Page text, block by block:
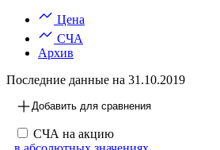
Цена
СЧА
Архив
Последние данные на 31.10.2019
Добавить для сравнения